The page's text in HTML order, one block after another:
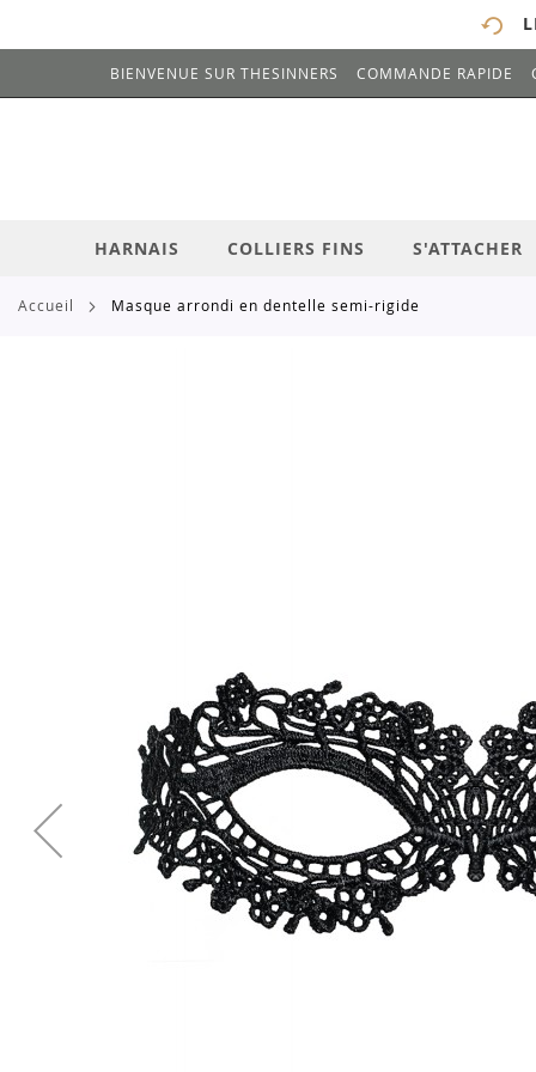
ALLEZ
BIENVENUE SUR THESINNERS COMMANDE RAPIDE
# ENTREZ AU MOINS 3 CARACTÈRES POUR
HARNAIS COLLIERS FINS S'ATTACHER
accueil masque arrondi en dentelle semi-rigide